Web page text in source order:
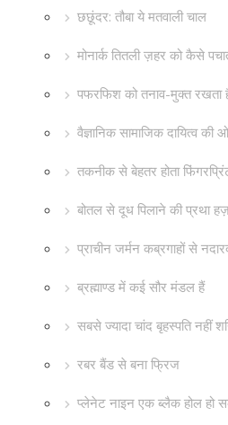
छछूंदर: तौबा ये मतवाली चाल
मोनार्क तितली ज़हर को कैसे
पफरफिश को तनाव-मुक्त रखता
वैज्ञानिक सामाजिक दायित्व की
तकनीक से बेहतर होता
बोतल से दूध पिलाने की प्रथा
प्राचीन जर्मन कब्रगाहों से
ब्रह्माण्ड में कई सौर मंडल हैं
सबसे ज्यादा चांद बृहस्पति नहीं
रबर बैंड से बना फ्रिज
प्लेनेट नाइन एक ब्लैक होल हो